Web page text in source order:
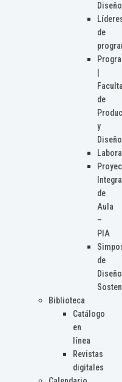
Diseño
de
de
y
Diseño
de
Aula
–
PIA
de
Diseño
Biblioteca
Catálogo
en
línea
Revistas
digitales